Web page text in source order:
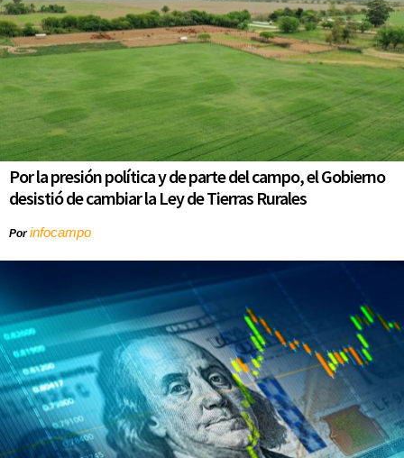
Por la presión política y de parte del campo, el Gobierno
desistió de cambiar la Ley de Tierras Rurales
Porinfocampo